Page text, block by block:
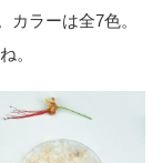
カラーは全7色。
。